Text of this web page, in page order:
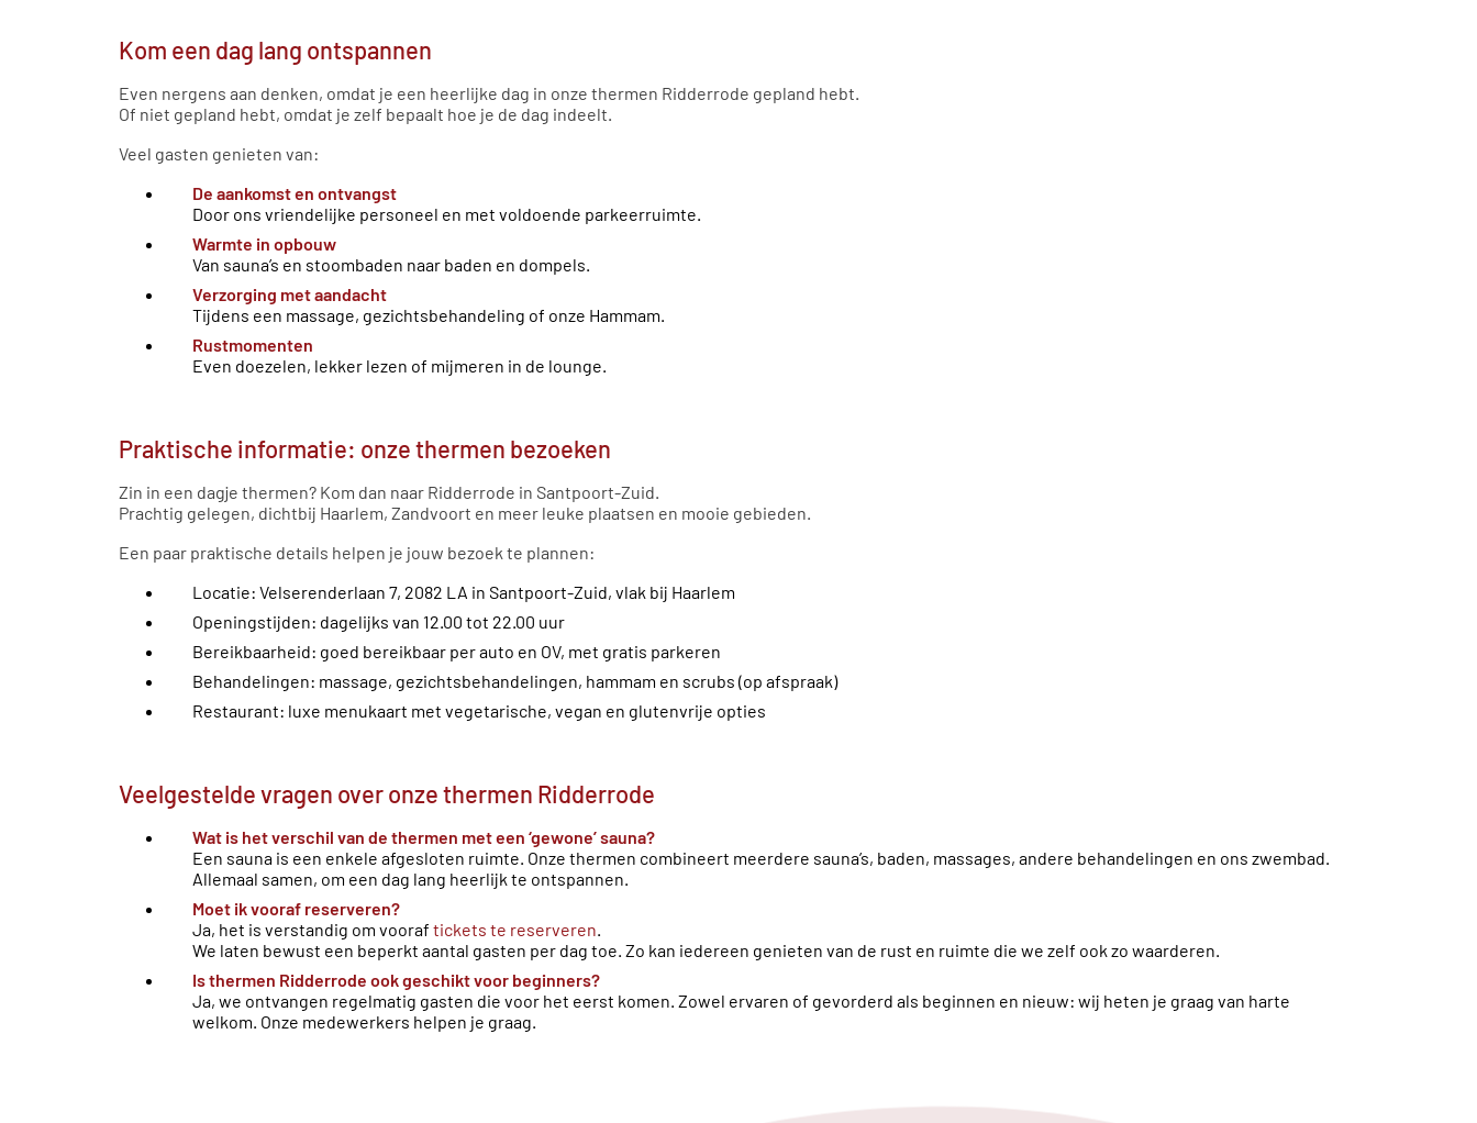
Kom een dag lang ontspannen
Even nergens aan denken, omdat je een heerlijke dag in onze thermen Ridderrode gepland hebt.
Of niet gepland hebt, omdat je zelf bepaalt hoe je de dag indeelt.
Veel gasten genieten van:
De aankomst en ontvangst
Door ons vriendelijke personeel en met voldoende parkeerruimte.
Warmte in opbouw
Van sauna’s en stoombaden naar baden en dompels.
Verzorging met aandacht
Tijdens een massage, gezichtsbehandeling of onze Hammam.
Rustmomenten
Even doezelen, lekker lezen of mijmeren in de lounge.
Praktische informatie: onze thermen bezoeken
Zin in een dagje thermen? Kom dan naar Ridderrode in Santpoort-Zuid.
Prachtig gelegen, dichtbij Haarlem, Zandvoort en meer leuke plaatsen en mooie gebieden.
Een paar praktische details helpen je jouw bezoek te plannen:
Locatie: Velserenderlaan 7, 2082 LA in Santpoort-Zuid, vlak bij Haarlem
Openingstijden: dagelijks van 12.00 tot 22.00 uur
Bereikbaarheid: goed bereikbaar per auto en OV, met gratis parkeren
Behandelingen: massage, gezichtsbehandelingen, hammam en scrubs (op afspraak)
Restaurant: luxe menukaart met vegetarische, vegan en glutenvrije opties
Veelgestelde vragen over onze thermen Ridderrode
Wat is het verschil van de thermen met een ‘gewone’ sauna?
Een sauna is een enkele afgesloten ruimte. Onze thermen combineert meerdere sauna’s, baden, massages, andere behandelingen en ons zwembad.
Allemaal samen, om een dag lang heerlijk te ontspannen.
Moet ik vooraf reserveren?
Ja, het is verstandig om vooraftickets te reserveren
We laten bewust een beperkt aantal gasten per dag toe. Zo kan iedereen genieten van de rust en ruimte die we zelf ook zo waarderen.
Is thermen Ridderrode ook geschikt voor beginners?
Ja, we ontvangen regelmatig gasten die voor het eerst komen. Zowel ervaren of gevorderd als beginnen en nieuw: wij heten je graag van harte
welkom. Onze medewerkers helpen je graag.